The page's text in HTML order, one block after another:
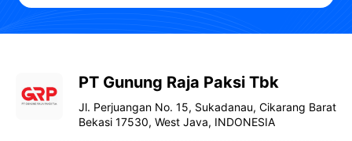
PT Gunung Raja Paksi Tbk
Jl. Perjuangan No. 15, Sukadanau, Cikarang Barat
Bekasi 17530, West Java, INDONESIA